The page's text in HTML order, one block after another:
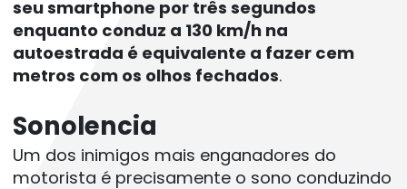
seu smartphone por três segundos
enquanto conduz a 130 km/h na
autoestrada é equivalente a fazer cem
metros com os olhos fechados.
Sonolencia
Um dos inimigos mais enganadores do
motorista é precisamente o sono conduzindo